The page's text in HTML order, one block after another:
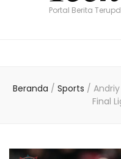
Portal Berita
Beranda / Sports /
Final